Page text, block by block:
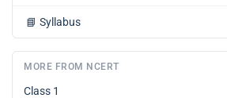
📘 Syllabus
MORE FROM NCERT
Class 1